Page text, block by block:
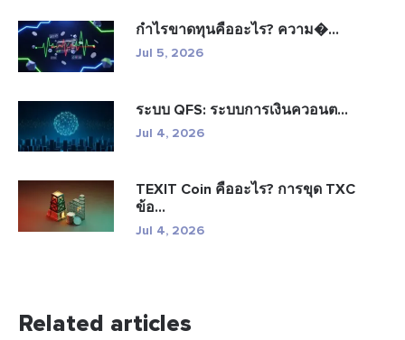
กำไรขาดทุนคืออะไร? ความ�...
Jul 5, 2026
ระบบ QFS: ระบบการเงินควอนต...
Jul 4, 2026
TEXIT Coin คืออะไร? การขุด TXC
ข้อ...
Jul 4, 2026
Related articles